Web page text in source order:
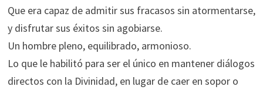
Que era capaz de admitir sus fracasos sin atormentarse,
y disfrutar sus éxitos sin agobiarse.
Un hombre pleno, equilibrado, armonioso.
Lo que le habilitó para ser el único en mantener diálogos
directos con la Divinidad, en lugar de caer en sopor o